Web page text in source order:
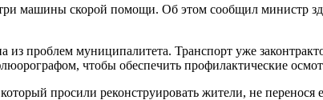
машины скорой помощи. Об этом сообщил министр
из проблем муниципалитета. Транспорт уже
чтобы обеспечить профилактические
просили реконструировать жители, не